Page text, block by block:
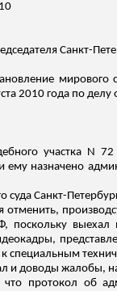
Санкт-
мирового
2010 года по
участка N
назначено
Санкт-
поскольку
специальным
и доводы жалобы,
что протокол об